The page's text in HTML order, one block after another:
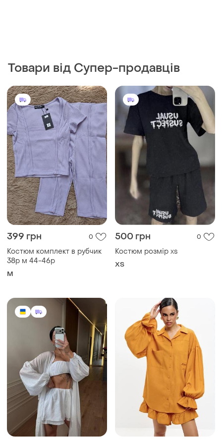
Товари від Супер-продавців
399 грн 0
Костюм комплект в рубчик
38р м 44-46р
M
500 грн 0
Костюм розмір xs
ХS